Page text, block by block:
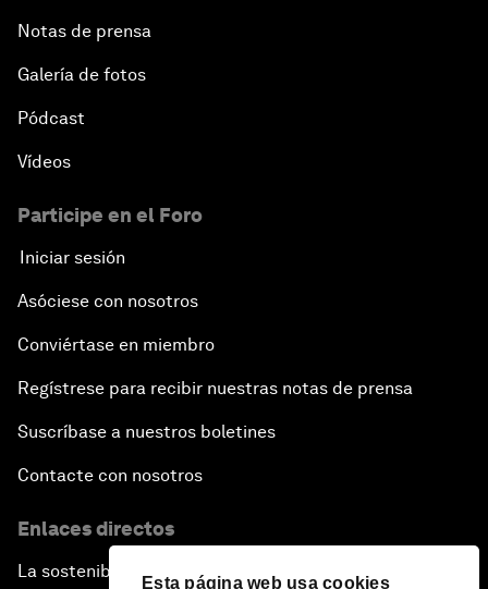
Esta página web usa cookies
Notas de prensa
Galería de fotos
Pódcast
Vídeos
Participe en el Foro
Iniciar sesión
Asóciese con nosotros
Conviértase en miembro
Regístrese para recibir nuestras notas de prensa
Suscríbase a nuestros boletines
Contacte con nosotros
Enlaces directos
La sostenibilidad en el Foro